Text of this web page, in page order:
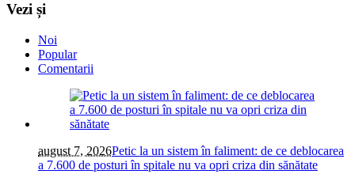
Vezi și
Noi
Popular
Comentarii
august 7, 2026Petic la un sistem în faliment: de ce deblocarea
a 7.600 de posturi în spitale nu va opri criza din sănătate